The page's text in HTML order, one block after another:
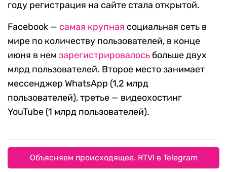
году регистрация на сайте стала открытой.
Facebook — самая крупная социальная сеть в
мире по количеству пользователей, в конце
июня в нем зарегистрировалось больше двух
млрд пользователей. Второе место занимает
мессенджер WhatsApp (1,2 млрд
пользователей), третье — видеохостинг
YouTube (1 млрд пользователей).
Объясняем происходящее. RTVI в Telegram